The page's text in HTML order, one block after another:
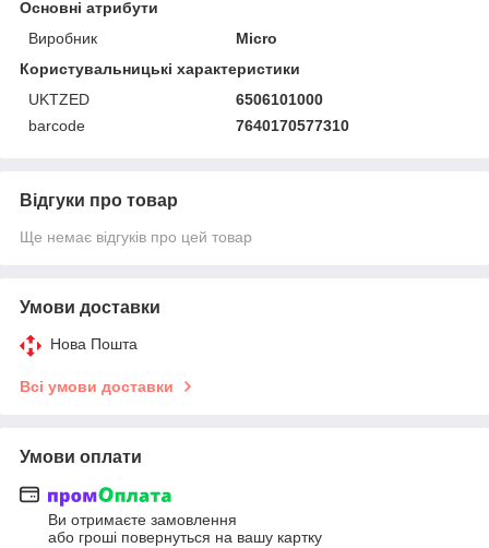
Основні атрибути
Виробник
Micro
Користувальницькі характеристики
UKTZED
6506101000
barcode
7640170577310
Відгуки про товар
Ще немає відгуків про цей товар
Умови доставки
Нова Пошта
Всі умови доставки
Умови оплати
Ви отримаєте замовлення
або гроші повернуться на вашу картку